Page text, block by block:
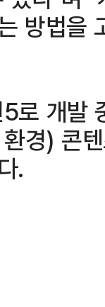
방법을
로 개발
경) 콘
.